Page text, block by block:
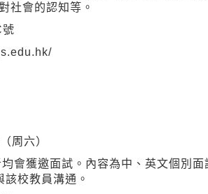
社會的認知等。
號
周六）
會獲邀面試。內容為中、英文個別
校教員溝通。